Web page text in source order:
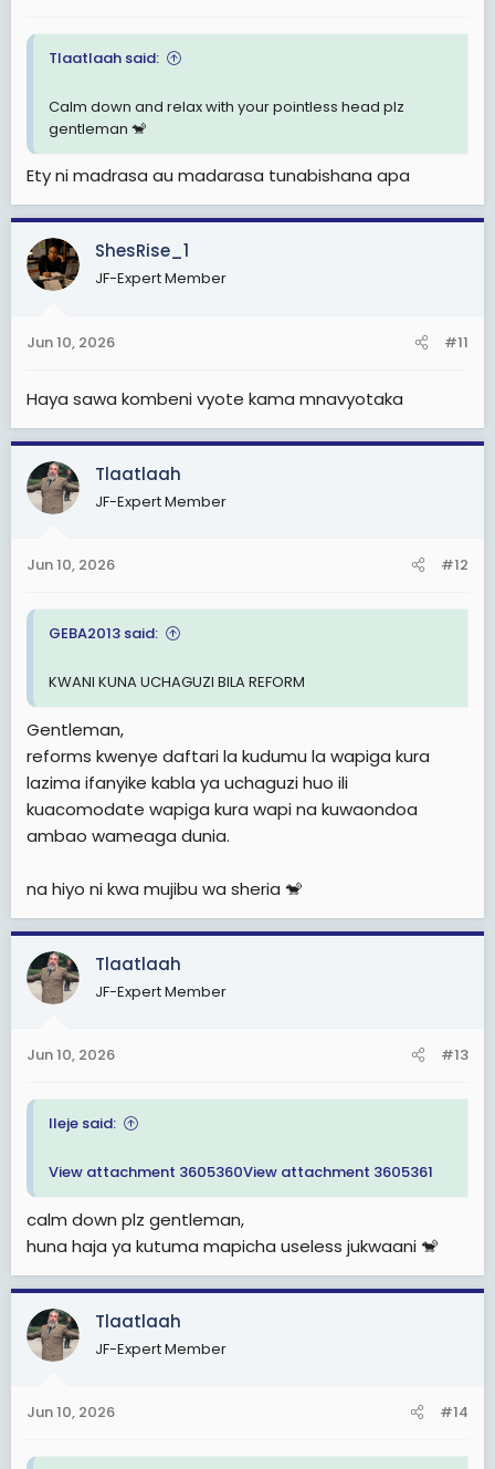
Tlaatlaah said:
Calm down and relax with your pointless head plz
gentleman 🐒
Ety ni madrasa au madarasa tunabishana apa
ShesRise_1
JF-Expert Member
Jun 10, 2026 #11
Haya sawa kombeni vyote kama mnavyotaka
Tlaatlaah
JF-Expert Member
Jun 10, 2026 #12
GEBA2013 said:
KWANI KUNA UCHAGUZI BILA REFORM
Gentleman,
reforms kwenye daftari la kudumu la wapiga kura
lazima ifanyike kabla ya uchaguzi huo ili
kuacomodate wapiga kura wapi na kuwaondoa
ambao wameaga dunia.
na hiyo ni kwa mujibu wa sheria 🐒
Tlaatlaah
JF-Expert Member
Jun 10, 2026 #13
Ileje said:
View attachment 3605360View attachment 3605361
calm down plz gentleman,
huna haja ya kutuma mapicha useless jukwaani 🐒
Tlaatlaah
JF-Expert Member
Jun 10, 2026 #14